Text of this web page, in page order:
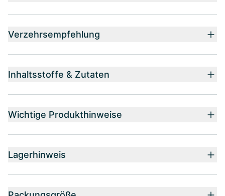
Verzehrsempfehlung
Inhaltsstoffe & Zutaten
Wichtige Produkthinweise
Lagerhinweis